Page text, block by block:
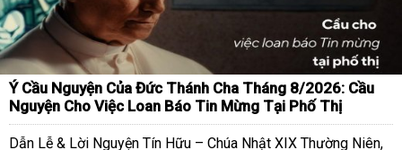
Ý Cầu Nguyện Của Đức Thánh Cha Tháng 8/2026: Cầu
Nguyện Cho Việc Loan Báo Tin Mừng Tại Phố Thị
Dẫn Lễ & Lời Nguyện Tín Hữu – Chúa Nhật XIX Thường Niên,